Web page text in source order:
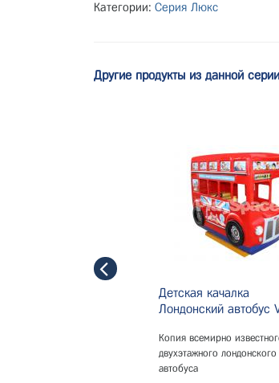
Категории: Серия Люкс
Другие продукты из данной серии
Детская качалка
Лондонский автобус
Копия всемирно
двухэтажного лондонского
автобуса